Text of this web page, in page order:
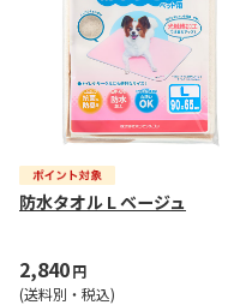
防水タオル L ベージュ
2,840円
(送料別・税込)